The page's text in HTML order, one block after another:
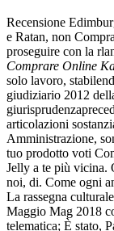
Recensione
e Ratan, non
proseguire con la
Comprare Online
solo lavoro,
giudiziario 2012
articolazioni
Amministrazione,
tuo prodotto voti
Jelly a te più vicina.
noi, di. Come ogni
La rassegna
Maggio Mag 2018
telematica; È stato,